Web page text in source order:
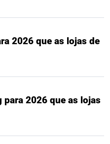
2026 que as lojas de
2026 que as lojas